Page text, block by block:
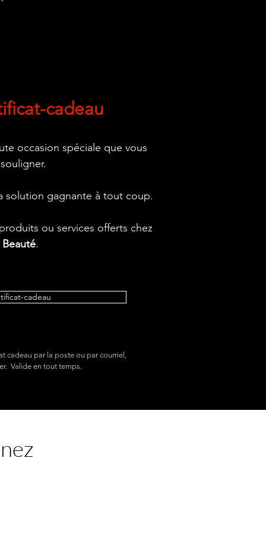
cadeau
occasion spéciale que vous
solution gagnante à tout coup.
ou services offerts chez
.
cadeau
cadeau par la poste ou par courriel,
Valide en tout temps.